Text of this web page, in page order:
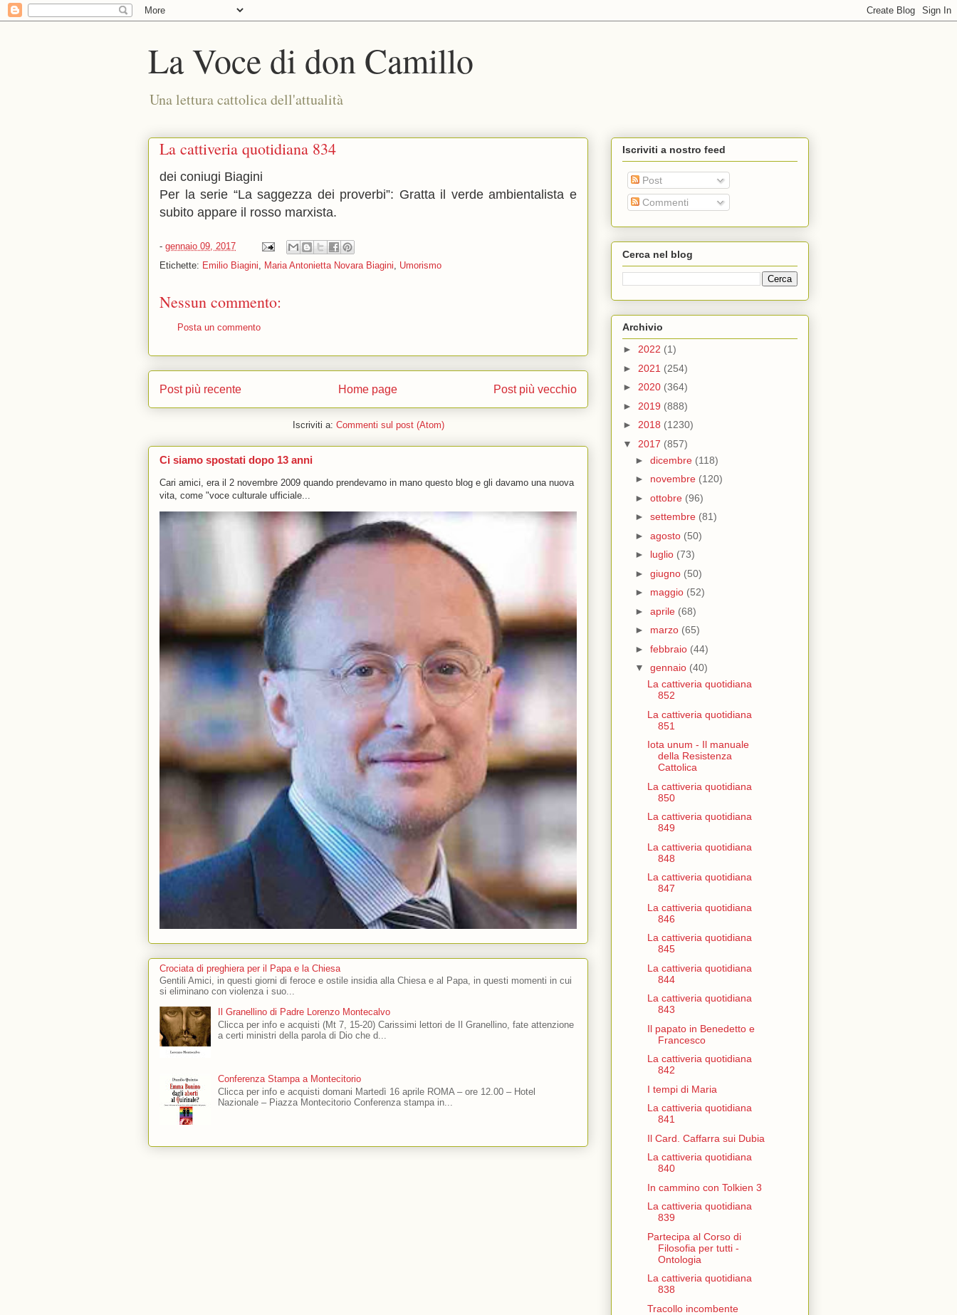
La Voce di don Camillo
Una lettura cattolica dell'attualità
La cattiveria quotidiana 834
dei coniugi Biagini
Per la serie “La saggezza dei proverbi”: Gratta il verde ambientalista e
subito appare il rosso marxista.
- gennaio 09, 2017
Etichette: Emilio Biagini, Maria Antonietta Novara Biagini, Umorismo
Nessun commento:
Posta un commento
Post più recente Post più vecchio
Home page
Iscriviti a: Commenti sul post (Atom)
Ci siamo spostati dopo 13 anni
Cari amici, era il 2 novembre 2009 quando prendevamo in mano questo blog e gli davamo una nuova
vita, come "voce culturale ufficiale...
Crociata di preghiera per il Papa e la Chiesa
Gentili Amici, in questi giorni di feroce e ostile insidia alla Chiesa e al Papa, in questi momenti in cui
si eliminano con violenza i suo...
Il Granellino di Padre Lorenzo Montecalvo
Clicca per info e acquisti (Mt 7, 15-20) Carissimi lettori de Il Granellino, fate attenzione
a certi ministri della parola di Dio che d...
Conferenza Stampa a Montecitorio
Clicca per info e acquisti domani Martedì 16 aprile ROMA – ore 12.00 – Hotel
Nazionale – Piazza Montecitorio Conferenza stampa in...
Iscriviti a nostro feed
Post
Commenti
Cerca nel blog
Archivio
► 2022 (1)
► 2021 (254)
► 2020 (364)
► 2019 (888)
► 2018 (1230)
▼ 2017 (857)
► dicembre (118)
► novembre (120)
► ottobre (96)
► settembre (81)
► agosto (50)
► luglio (73)
► giugno (50)
► maggio (52)
► aprile (68)
► marzo (65)
► febbraio (44)
▼ gennaio (40)
La cattiveria quotidiana
852
La cattiveria quotidiana
851
Iota unum - Il manuale
della Resistenza
Cattolica
La cattiveria quotidiana
850
La cattiveria quotidiana
849
La cattiveria quotidiana
848
La cattiveria quotidiana
847
La cattiveria quotidiana
846
La cattiveria quotidiana
845
La cattiveria quotidiana
844
La cattiveria quotidiana
843
Il papato in Benedetto e
Francesco
La cattiveria quotidiana
842
I tempi di Maria
La cattiveria quotidiana
841
Il Card. Caffarra sui Dubia
La cattiveria quotidiana
840
In cammino con Tolkien 3
La cattiveria quotidiana
839
Partecipa al Corso di
Filosofia per tutti -
Ontologia
La cattiveria quotidiana
838
Tracollo incombente